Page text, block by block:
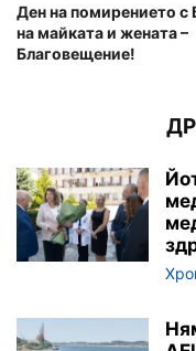
Ден на помирението с
на майката и жената –
Благовещение!